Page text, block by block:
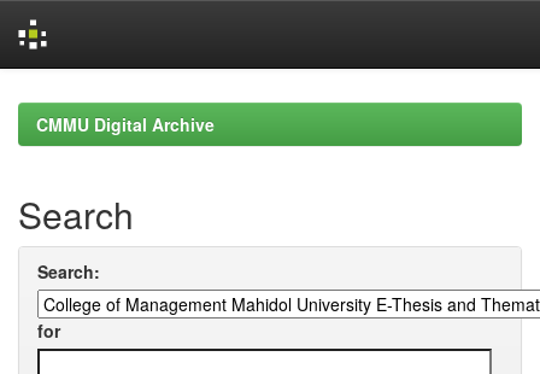
navigationCMMU Digital Archive
Search
Search:
for